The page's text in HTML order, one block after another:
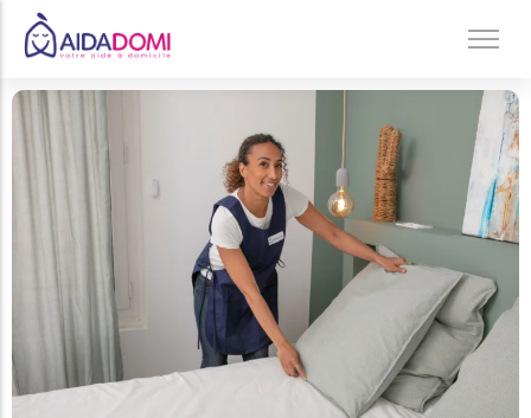
Ménage à domicile & Repassage
Garde d’enfants
Jardinage & Bricolage
Aide aux personnes âgées
Accompagnement du handicap
Téléassistance